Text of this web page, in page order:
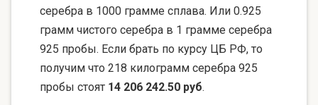
серебра в 1000 грамме сплава. Или 0.925
грамм чистого серебра в 1 грамме серебра
925 пробы. Если брать по курсу ЦБ РФ, то
получим что 218 килограмм серебра 925
пробы стоят 14 206 242.50 руб.